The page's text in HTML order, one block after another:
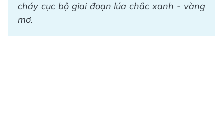
cháy cục bộ giai đoạn lúa chắc xanh - vàng
mơ.